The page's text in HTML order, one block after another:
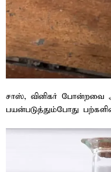
சாஸ், வினிகர் போன்றவை
பயன்படுத்தும்போது